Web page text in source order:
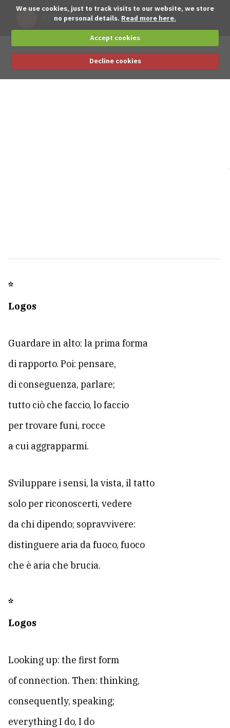
We use cookies, just to track visits to our website, we store
no personal details. Read more here.
Accept cookies
Decline cookies
*
Logos
Guardare in alto: la prima forma
di rapporto. Poi: pensare,
di conseguenza, parlare;
tutto ciò che faccio, lo faccio
per trovare funi, rocce
a cui aggrapparmi.
Sviluppare i sensi, la vista, il tatto
solo per riconoscerti, vedere
da chi dipendo; sopravvivere:
distinguere aria da fuoco, fuoco
che è aria che brucia.
*
Logos
Looking up: the first form
of connection. Then: thinking,
consequently, speaking;
everything I do, I do